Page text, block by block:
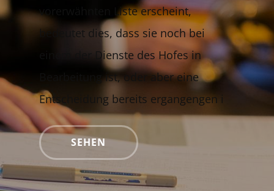
vorerwähnten Liste erscheint,
bedeutet dies, dass sie noch bei
einem der Dienste des Hofes in
Bearbeitung ist, oder aber eine
Entscheidung bereits ergangengen i
​SEHEN